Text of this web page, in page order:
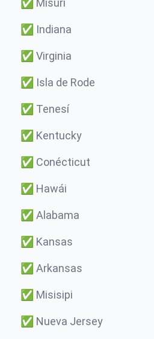
✅ Misuri
✅ Indiana
✅ Virginia
✅ Isla de Rode
✅ Tenesí
✅ Kentucky
✅ Conécticut
✅ Hawái
✅ Alabama
✅ Kansas
✅ Arkansas
✅ Misisipi
✅ Nueva Jersey